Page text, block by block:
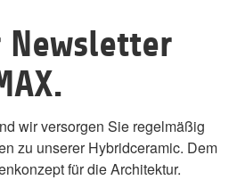
Newsletter
wir versorgen Sie regelmäßig
zu unserer Hybridceramic. Dem
für die Architektur.